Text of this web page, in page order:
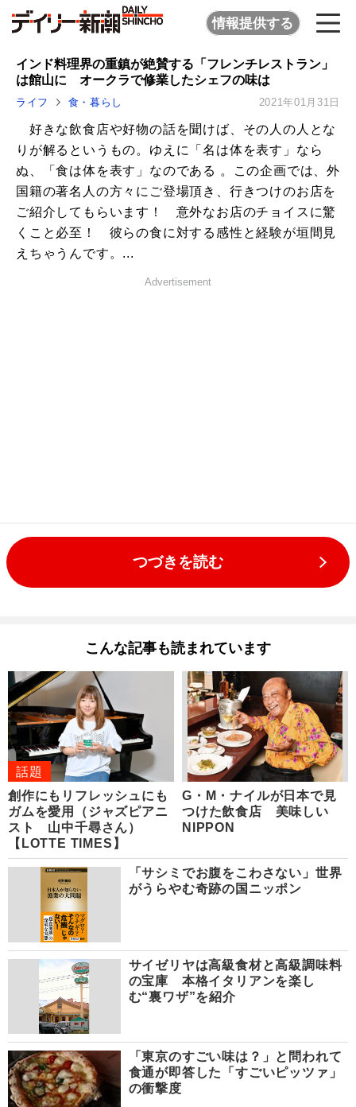
情報提供する
インド料理界の重鎮が絶賛する「フレンチレストラン」
は館山に オークラで修業したシェフの味は
ライフ 食・暮らし 2021年01月31日
好きな飲食店や好物の話を聞けば、その人の人とな
りが解るというもの。ゆえに「名は体を表す」なら
ぬ、「食は体を表す」なのである 。この企画では、外
国籍の著名人の方々にご登場頂き、行きつけのお店を
ご紹介してもらいます！ 意外なお店のチョイスに驚
くこと必至！ 彼らの食に対する感性と経験が垣間見
えちゃうんです。...
Advertisement
つづきを読む
こんな記事も読まれています
話題
創作にもリフレッシュにも
ガムを愛用（ジャズピアニ
スト 山中千尋さん）
【LOTTE TIMES】
G・M・ナイルが日本で見
つけた飲食店 美味しい
NIPPON
「サシミでお腹をこわさない」世界
がうらやむ奇跡の国ニッポン
サイゼリヤは高級食材と高級調味料
の宝庫 本格イタリアンを楽し
む“裏ワザ”を紹介
「東京のすごい味は？」と問われて
食通が即答した「すごいピッツァ」
の衝撃度